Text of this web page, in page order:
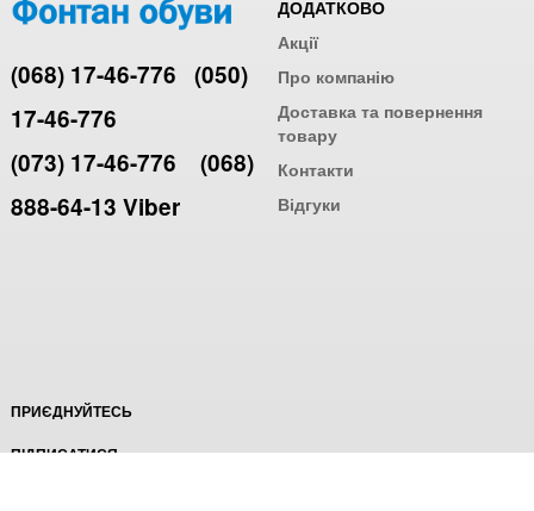
(068) 17-46-776 (050)
17-46-776
(073) 17-46-776
(068)
888-64-13 Viber
ДОДАТКОВО
Акції
Про компанію
Доставка та повернення
товару
Контакти
Відгуки
ПРИЄДНУЙТЕСЬ
ПІДПИСАТИСЯ